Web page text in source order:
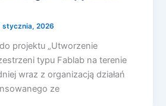
stycznia, 2026
projektu „Utworzenie
typu Fablab na terenie
wraz z organizacją działań
ze